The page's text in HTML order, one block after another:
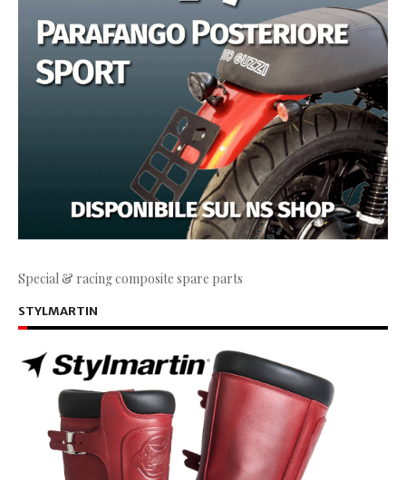
Special & racing composite spare parts
STYLMARTIN